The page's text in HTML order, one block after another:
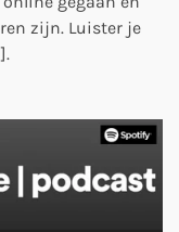
zijn. Luister je
].